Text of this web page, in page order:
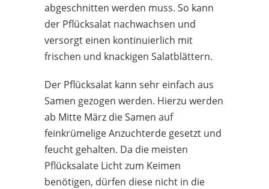
abgeschnitten werden muss. So kann
der Pflücksalat nachwachsen und
versorgt einen kontinuierlich mit
frischen und knackigen Salatblättern.
Der Pflücksalat kann sehr einfach aus
Samen gezogen werden. Hierzu werden
ab Mitte März die Samen auf
feinkrümelige Anzuchterde gesetzt und
feucht gehalten. Da die meisten
Pflücksalate Licht zum Keimen
benötigen, dürfen diese nicht in die